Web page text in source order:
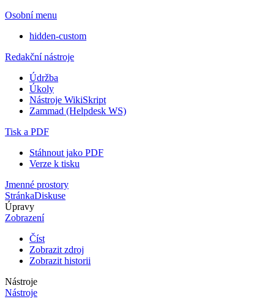
Osobní menu
hidden-custom
Redakční nástroje
Údržba
Úkoly
Nástroje WikiSkript
Zammad (Helpdesk WS)
Tisk a PDF
Stáhnout jako PDF
Verze k tisku
Jmenné prostory
StránkaDiskuse
Úpravy
Zobrazení
Číst
Zobrazit zdroj
Zobrazit historii
Nástroje
Nástroje